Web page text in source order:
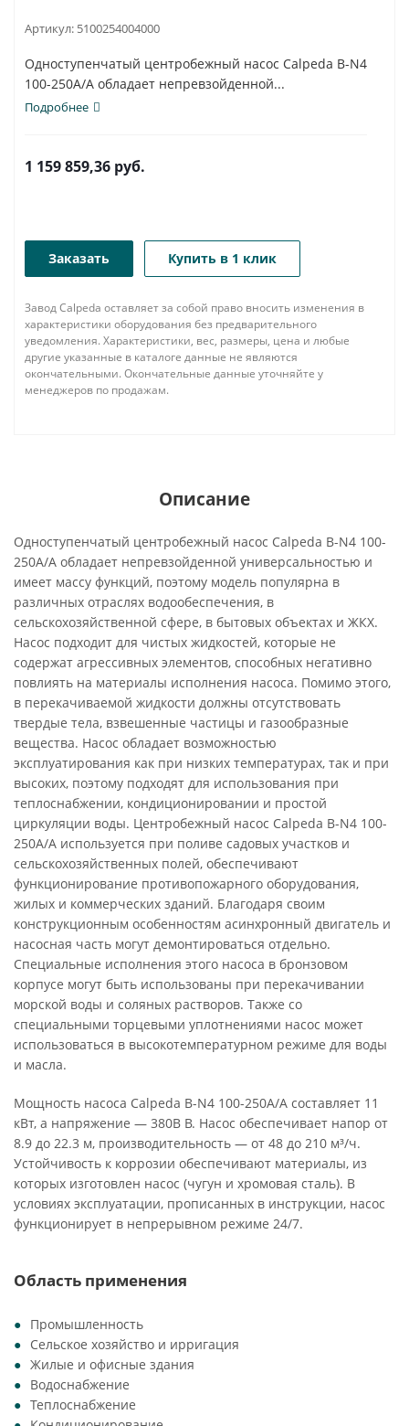
Артикул: 5100254004000
Одноступенчатый центробежный насос Calpeda B-N4
100-250A/A обладает непревзойденной...
Подробнее
1 159 859,36 руб.
Заказать Купить в 1 клик
Завод Calpeda оставляет за собой право вносить изменения в
характеристики оборудования без предварительного
уведомления. Характеристики, вес, размеры, цена и любые
другие указанные в каталоге данные не являются
окончательными. Окончательные данные уточняйте у
менеджеров по продажам.
Описание
Одноступенчатый центробежный насос Calpeda B-N4 100-
250A/A обладает непревзойденной универсальностью и
имеет массу функций, поэтому модель популярна в
различных отраслях водообеспечения, в
сельскохозяйственной сфере, в бытовых объектах и ЖКХ.
Насос подходит для чистых жидкостей, которые не
содержат агрессивных элементов, способных негативно
повлиять на материалы исполнения насоса. Помимо этого,
в перекачиваемой жидкости должны отсутствовать
твердые тела, взвешенные частицы и газообразные
вещества. Насос обладает возможностью
эксплуатирования как при низких температурах, так и при
высоких, поэтому подходят для использования при
теплоснабжении, кондиционировании и простой
циркуляции воды. Центробежный насос Calpeda B-N4 100-
250A/A используется при поливе садовых участков и
сельскохозяйственных полей, обеспечивают
функционирование противопожарного оборудования,
жилых и коммерческих зданий. Благодаря своим
конструкционным особенностям асинхронный двигатель и
насосная часть могут демонтироваться отдельно.
Специальные исполнения этого насоса в бронзовом
корпусе могут быть использованы при перекачивании
морской воды и соляных растворов. Также со
специальными торцевыми уплотнениями насос может
использоваться в высокотемпературном режиме для воды
и масла.
Мощность насоса Calpeda B-N4 100-250A/A составляет 11
кВт, а напряжение — 380В В. Насос обеспечивает напор от
8.9 до 22.3 м, производительность — от 48 до 210 м³/ч.
Устойчивость к коррозии обеспечивают материалы, из
которых изготовлен насос (чугун и хромовая сталь). В
условиях эксплуатации, прописанных в инструкции, насос
функционирует в непрерывном режиме 24/7.
Область применения
Промышленность
Сельское хозяйство и ирригация
Жилые и офисные здания
Водоснабжение
Теплоснабжение